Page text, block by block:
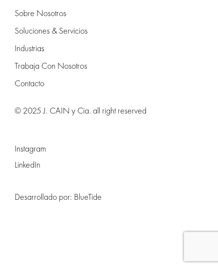
Sobre Nosotros
Soluciones & Servicios
Industrias
Trabaja Con Nosotros
Contacto
© 2025 J. CAIN y Cia. all right reserved
Instagram
LinkedIn
Desarrollado por: BlueTide